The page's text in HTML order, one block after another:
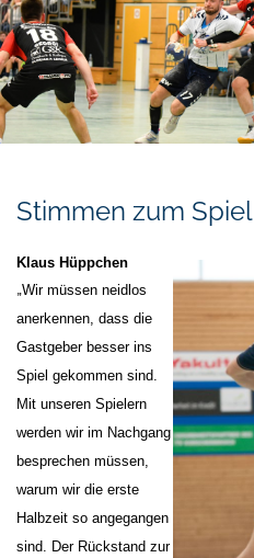
Stimmen zum Spiel
Klaus Hüppchen
„Wir müssen neidlos
anerkennen, dass die
Gastgeber besser ins
Spiel gekommen sind.
Mit unseren Spielern
werden wir im Nachgang
besprechen müssen,
warum wir die erste
Halbzeit so angegangen
sind. Der Rückstand zur